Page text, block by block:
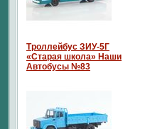
Троллейбус ЗИУ-5Г
«Старая школа» Наши
Автобусы №83